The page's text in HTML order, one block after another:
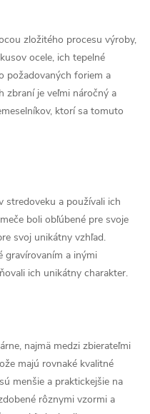
zložitého procesu výroby,
ocele, ich tepelné
požadovaných foriem a
zbraní je veľmi náročný a
ktorí sa tomuto
stredoveku a používali ich
boli obľúbené pre svoje
svoj unikátny vzhľad.
gravírovaním a inými
ich unikátny charakter.
najmä medzi zbierateľmi
majú rovnaké kvalitné
menšie a praktickejšie na
rôznymi vzormi a